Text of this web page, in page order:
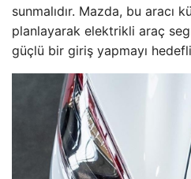
sunmalıdır. Mazda, bu aracı
planlayarak elektrikli araç
güçlü bir giriş yapmayı